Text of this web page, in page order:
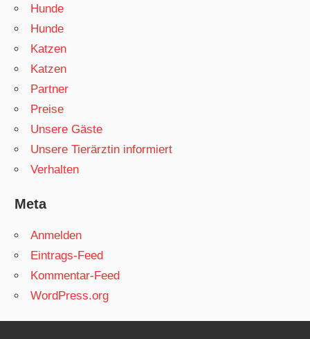
Hunde
Hunde
Katzen
Katzen
Partner
Preise
Unsere Gäste
Unsere Tierärztin informiert
Verhalten
Meta
Anmelden
Eintrags-Feed
Kommentar-Feed
WordPress.org